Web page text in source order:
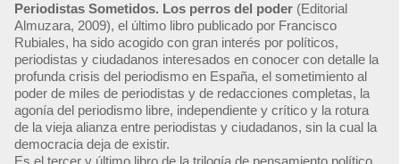
Periodistas Sometidos. Los perros del poder (Editorial
Almuzara, 2009), el último libro publicado por Francisco
Rubiales, ha sido acogido con gran interés por políticos,
periodistas y ciudadanos interesados en conocer con detalle la
profunda crisis del periodismo en España, el sometimiento al
poder de miles de periodistas y de redacciones completas, la
agonía del periodismo libre, independiente y crítico y la rotura
de la vieja alianza entre periodistas y ciudadanos, sin la cual la
democracia deja de existir.